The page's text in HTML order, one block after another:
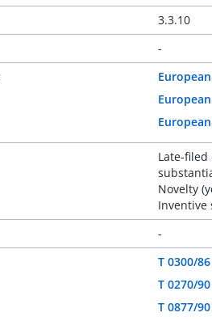
3.3.10
-
Late-
Novelty
Inventive
-
T 0300/86
T 0270/90
T 0877/90